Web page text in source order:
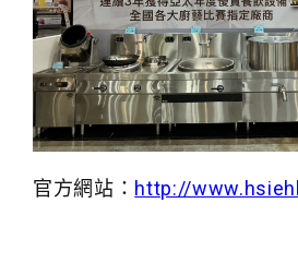
官方網站： http://